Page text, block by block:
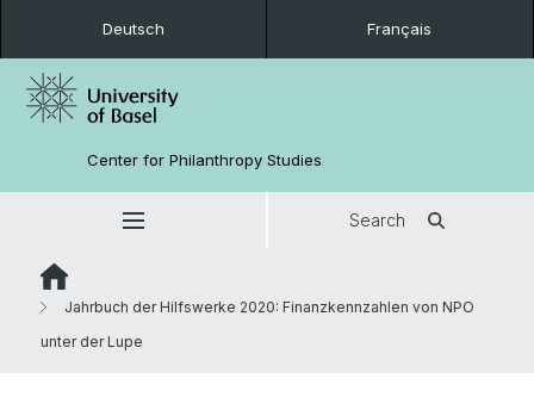
Deutsch Français
Center for Philanthropy Studies
Search
Jahrbuch der Hilfswerke 2020: Finanzkennzahlen von NPO
unter der Lupe